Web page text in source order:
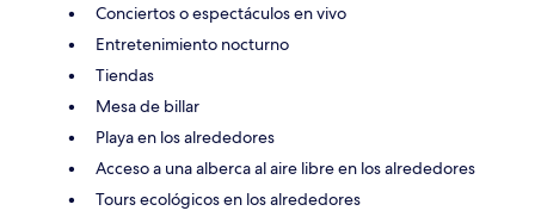
Conciertos o espectáculos en vivo
Entretenimiento nocturno
Tiendas
Mesa de billar
Playa en los alrededores
Acceso a una alberca al aire libre en los alrededores
Tours ecológicos en los alrededores